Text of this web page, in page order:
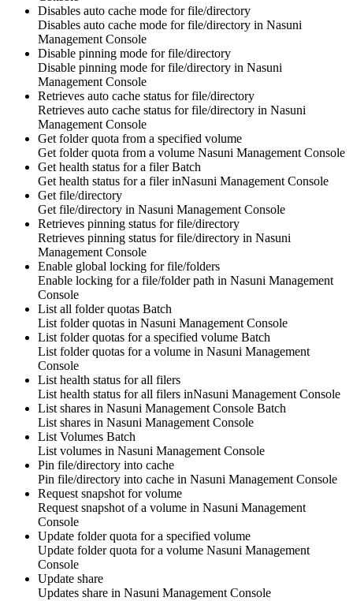
Disables auto cache mode for file/directory
Disables auto cache mode for file/directory in Nasuni
Management Console
Disable pinning mode for file/directory
Disable pinning mode for file/directory in Nasuni
Management Console
Retrieves auto cache status for file/directory
Retrieves auto cache status for file/directory in Nasuni
Management Console
Get folder quota from a specified volume
Get folder quota from a volume Nasuni Management Console
Get health status for a filerBatch
Get health status for a filer inNasuni Management Console
Get file/directory
Get file/directory in Nasuni Management Console
Retrieves pinning status for file/directory
Retrieves pinning status for file/directory in Nasuni
Management Console
Enable global locking for file/folders
Enable locking for a file/folder path in Nasuni Management
Console
List all folder quotas Batch
List folder quotas in Nasuni Management Console
List folder quotas for a specified volume Batch
List folder quotas for a volume in Nasuni Management
Console
List health status for all filers
List health status for all filers inNasuni Management Console
List shares in Nasuni Management Console Batch
List shares in Nasuni Management Console
List Volumes Batch
List volumes in Nasuni Management Console
Pin file/directory into cache
Pin file/directory into cache in Nasuni Management Console
Request snapshot for volume
Request snapshot of a volume in Nasuni Management
Console
Update folder quota for a specified volume
Update folder quota for a volume Nasuni Management
Console
Update share
Updates share in Nasuni Management Console